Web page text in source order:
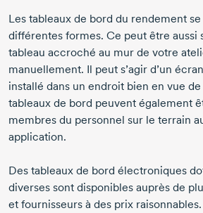
Les tableaux de bord du rendement
différentes formes. Ce peut être aussi
tableau accroché au mur de votre
manuellement. Il peut s’agir d’un
installé dans un endroit bien en vue de
tableaux de bord peuvent également
membres du personnel sur le terrain
application.
Des tableaux de bord électroniques
diverses sont disponibles auprès de
et fournisseurs à des prix